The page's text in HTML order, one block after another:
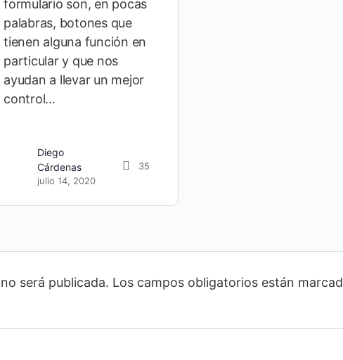
formulario son, en pocas
palabras, botones que
tienen alguna función en
particular y que nos
ayudan a llevar un mejor
control…
Diego
Cárdenas
julio 14, 2020
35
será publicada. Los campos obligatorios están